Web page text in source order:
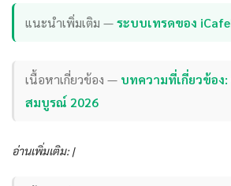
แนะนำเพิ่มเติม —ระบบเทรดของ
เนื้อหาเกี่ยวข้อง — บทความที่เกี่ยวข้อง
สมบูรณ์ 2026
อ่านเพิ่มเติม: |